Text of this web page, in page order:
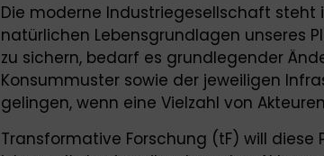
Die moderne Industriegesellschaft steht
natürlichen Lebensgrundlagen unseres
zu sichern, bedarf es grundlegender
Konsummuster sowie der jeweiligen
gelingen, wenn eine Vielzahl von
Transformative Forschung (tF) will diese